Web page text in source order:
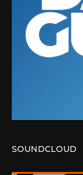
SOUNDCLOUD